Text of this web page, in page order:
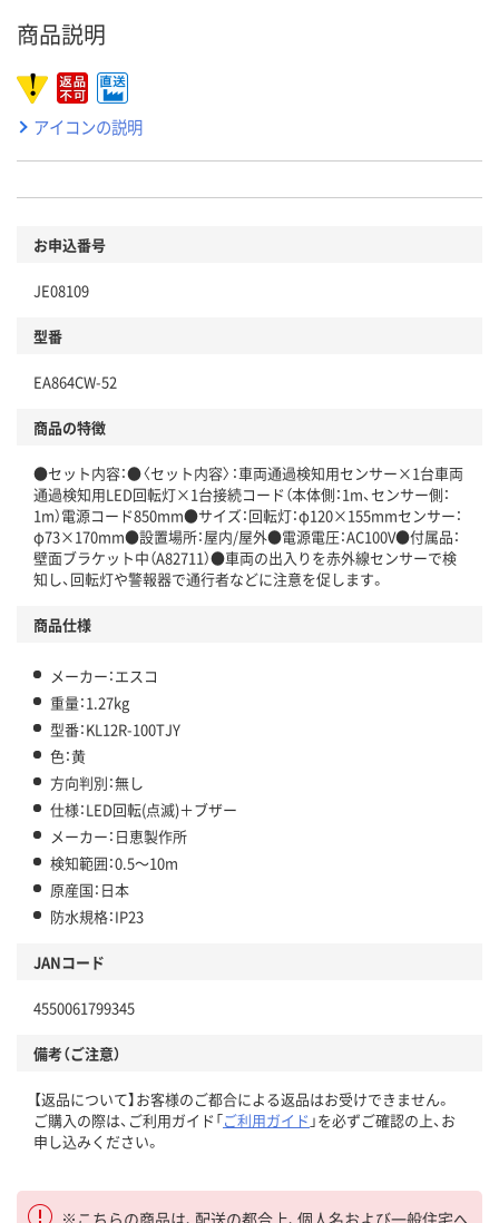
商品説明
アイコンの説明
お申込番号
JE08109
型番
EA864CW-52
商品の特徴
●セット内容：●〈セット内容〉：車両通過検知用センサー×1台車両
通過検知用LED回転灯×1台接続コード（本体側：1m、センサー側：
1m）電源コード850mm●サイズ：回転灯：φ120×155mmセンサー：
φ73×170mm●設置場所：屋内/屋外●電源電圧：AC100V●付属品：
壁面ブラケット中（A82711）●車両の出入りを赤外線センサーで検
知し、回転灯や警報器で通行者などに注意を促します。
商品仕様
メーカー：エスコ
重量：1.27kg
型番：KL12R-100TJY
色：黄
方向判別：無し
仕様：LED回転(点滅)＋ブザー
メーカー：日恵製作所
検知範囲：0.5～10m
原産国：日本
防水規格：IP23
JANコード
4550061799345
備考（ご注意）
【返品について】お客様のご都合による返品はお受けできません。
ご購入の際は、ご利用ガイド「ご利用ガイド 」を必ずご確認の上、お
申し込みください。